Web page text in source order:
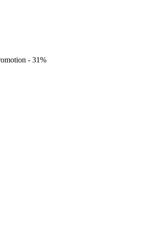
- 31%